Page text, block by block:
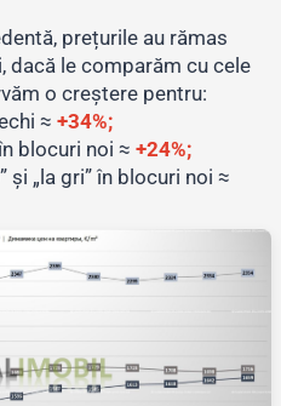
prețurile au rămas
dacă le comparăm cu cele
o creștere pentru:
≈ +34%;
blocuri noi ≈ +24%;
și „la gri” în blocuri noi ≈